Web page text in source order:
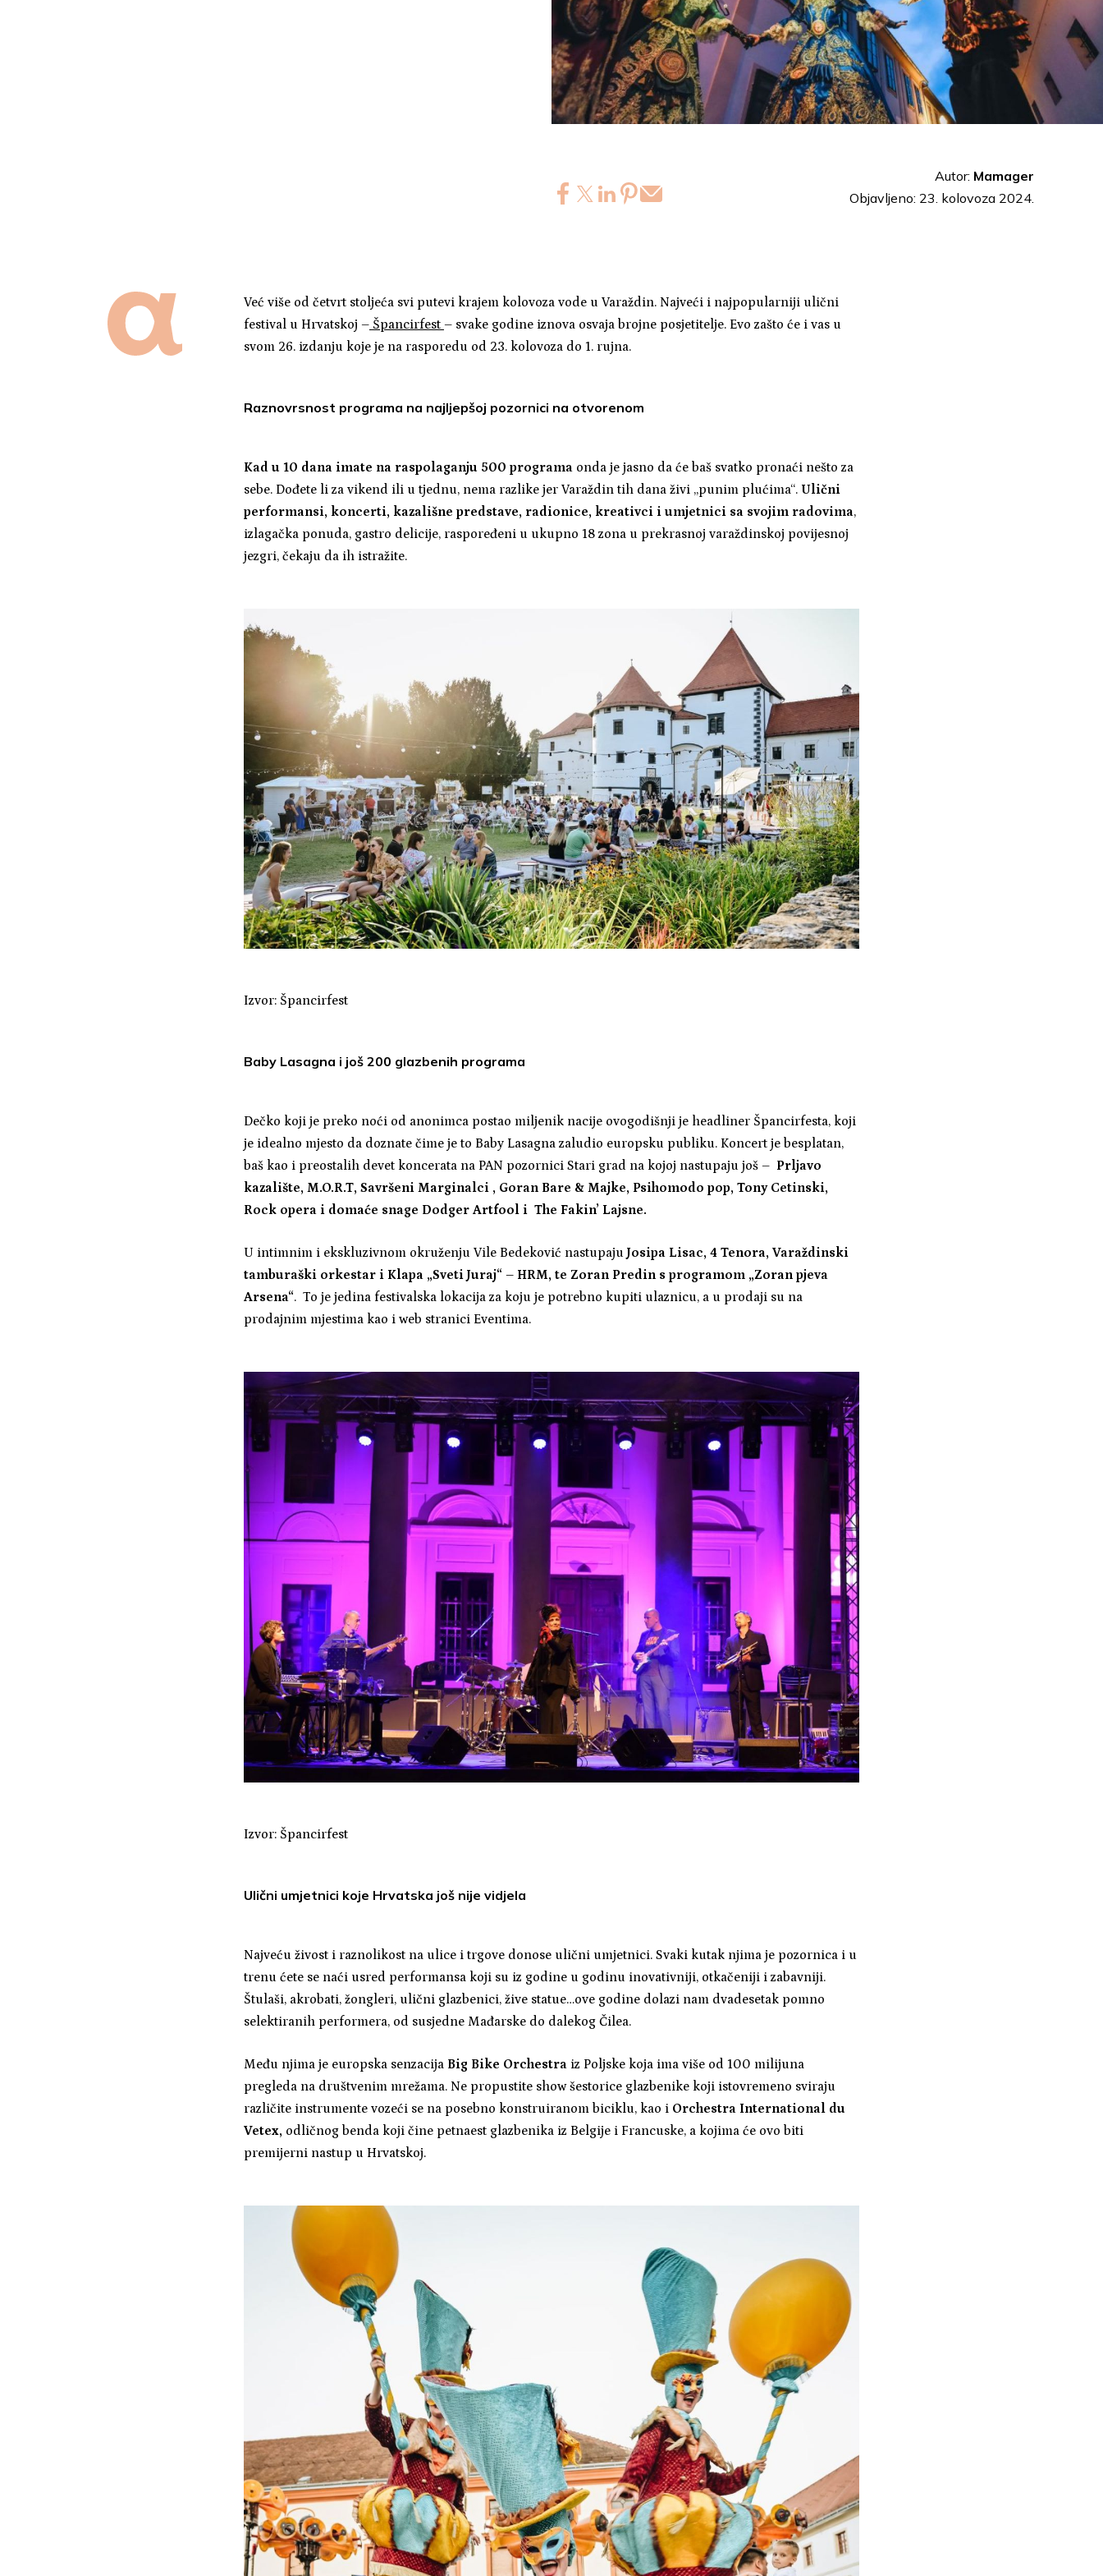
Autor: Mamager
Objavljeno: 23. kolovoza 2024.
Već više od četvrt stoljeća svi putevi krajem kolovoza vode u Varaždin. Najveći i najpopularniji ulični
festival u Hrvatskoj –Špancirfest – svake godine iznova osvaja brojne posjetitelje. Evo zašto će i vas u
svom 26. izdanju koje je na rasporedu od 23. kolovoza do 1. rujna.
Raznovrsnost programa na najljepšoj pozornici na otvorenom
Kad u 10 dana imate na raspolaganju 500 programa onda je jasno da će baš svatko pronaći nešto za
sebe. Dođete li za vikend ili u tjednu, nema razlike jer Varaždin tih dana živi „punim plućima“. Ulični
performansi, koncerti, kazališne predstave, radionice, kreativci i umjetnici sa svojim radovima,
izlagačka ponuda, gastro delicije, raspoređeni u ukupno 18 zona u prekrasnoj varaždinskoj povijesnoj
jezgri, čekaju da ih istražite.
Izvor: Špancirfest
Baby Lasagna i još 200 glazbenih programa
Dečko koji je preko noći od anonimca postao miljenik nacije ovogodišnji je headliner Špancirfesta, koji
je idealno mjesto da doznate čime je to Baby Lasagna zaludio europsku publiku. Koncert je besplatan,
baš kao i preostalih devet koncerata na PAN pozornici Stari grad na kojoj nastupaju još – Prljavo
kazalište, M.O.R.T, Savršeni Marginalci , Goran Bare & Majke, Psihomodo pop, Tony Cetinski,
Rock opera i domaće snage Dodger Artfool i The Fakin’ Lajsne.
U intimnim i ekskluzivnom okruženju Vile Bedeković nastupaju Josipa Lisac, 4 Tenora, Varaždinski
tamburaški orkestar i Klapa „Sveti Juraj“ – HRM, te Zoran Predin s programom „Zoran pjeva
Arsena“. To je jedina festivalska lokacija za koju je potrebno kupiti ulaznicu, a u prodaji su na
prodajnim mjestima kao i web stranici Eventima.
Izvor: Špancirfest
Ulični umjetnici koje Hrvatska još nije vidjela
Najveću živost i raznolikost na ulice i trgove donose ulični umjetnici. Svaki kutak njima je pozornica i u
trenu ćete se naći usred performansa koji su iz godine u godinu inovativniji, otkačeniji i zabavniji.
Štulaši, akrobati, žongleri, ulični glazbenici, žive statue…ove godine dolazi nam dvadesetak pomno
selektiranih performera, od susjedne Mađarske do dalekog Čilea.
Među njima je europska senzacija Big Bike Orchestraiz Poljske koja ima više od 100 milijuna
pregleda na društvenim mrežama. Ne propustite show šestorice glazbenike koji istovremeno sviraju
različite instrumente vozeći se na posebno konstruiranom biciklu, kao i Orchestra International du
Vetex, odličnog benda koji čine petnaest glazbenika iz Belgije i Francuske, a kojima će ovo biti
premijerni nastup u Hrvatskoj.